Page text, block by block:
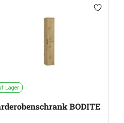
Lager
BODITE